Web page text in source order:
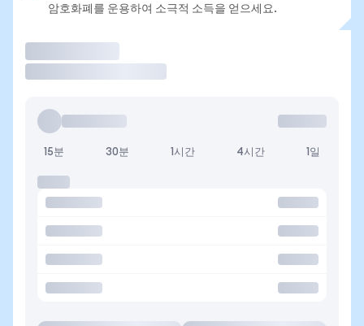
암호화폐를 운용하여 소극적 소득을 얻으세요.
15분 30분 1시간 4시간 1일